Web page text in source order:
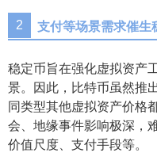
2 支付等场景需求催生
稳定币旨在强化虚拟资产
景。因此，比特币虽然推
同类型其他虚拟资产价格
会、地缘事件影响极深，
价值尺度、支付手段等。